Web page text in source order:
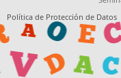
Política de Protección de Datos